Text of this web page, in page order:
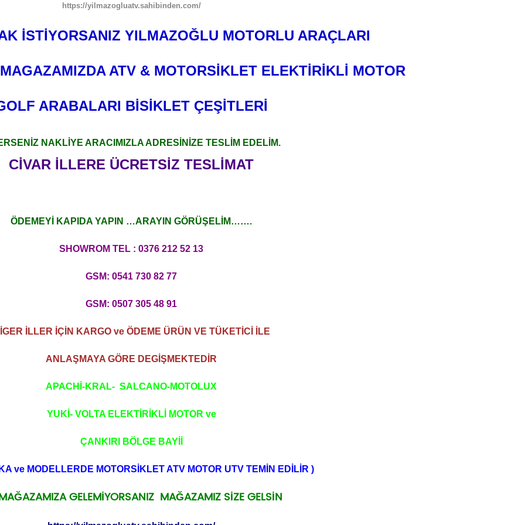
https://yilmazogluatv.sahibinden.com/
İSTİYORSANIZ YILMAZOĞLU MOTORLU ARAÇLARI
ATV & MOTORSİKLET ELEKTİRİKLİ MOTOR
ARABALARI BİSİKLET ÇEŞİTLERİ
NAKLİYE ARACIMIZLA ADRESİNİZE TESLİM EDELİM.
CİVAR İLLERE ÜCRETSİZ TESLİMAT
ÖDEMEYİ KAPIDA YAPIN …ARAYIN GÖRÜŞELİM…….
SHOWROM TEL : 0376 212 52 13
GSM: 0541 730 82 77
GSM: 0507 305 48 91
İLLER İÇİN KARGO ve ÖDEME ÜRÜN VE TÜKETİCİ İLE
ANLAŞMAYA GÖRE DEGİŞMEKTEDİR
APACHİ-KRAL- SALCANO-MOTOLUX
YUKİ- VOLTA ELEKTİRİKLİ MOTOR ve
ÇANKIRI BÖLGE BAYİİ
ve MODELLERDE MOTORSİKLET ATV MOTOR UTV TEMİN EDİLİR )
GELEMİYORSANIZ MAĞAZAMIZ SİZE GELSİN